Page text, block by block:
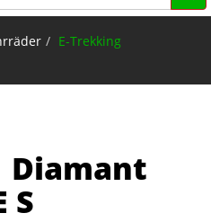
E-Trekking
Diamant
S